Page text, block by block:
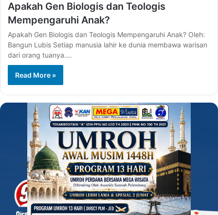
Apakah Gen Biologis dan Teologis
Mempengaruhi Anak?
Apakah Gen Biologis dan Teologis Mempengaruhi Anak? Oleh:
Bangun Lubis Setiap manusia lahir ke dunia membawa warisan
dari orang tuanya.…
Read More »